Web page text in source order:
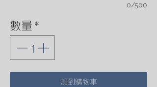
0/500
數量 *
加到購物車